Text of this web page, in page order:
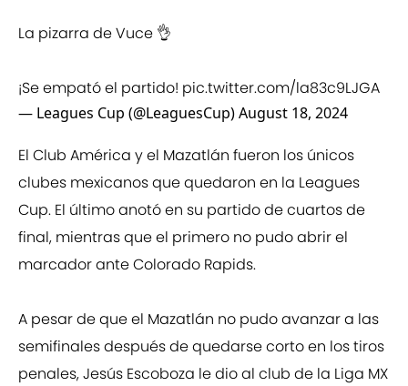
La pizarra de Vuce 👌
¡Se empató el partido! pic.twitter.com/la83c9LJGA
— Leagues Cup (@LeaguesCup)August 18, 2024
El Club América y el Mazatlán fueron los únicos
clubes mexicanos que quedaron en la Leagues
Cup. El último anotó en su partido de cuartos de
final, mientras que el primero no pudo abrir el
marcador ante Colorado Rapids.
A pesar de que el Mazatlán no pudo avanzar a las
semifinales después de quedarse corto en los tiros
penales, Jesús Escoboza le dio al club de la Liga MX